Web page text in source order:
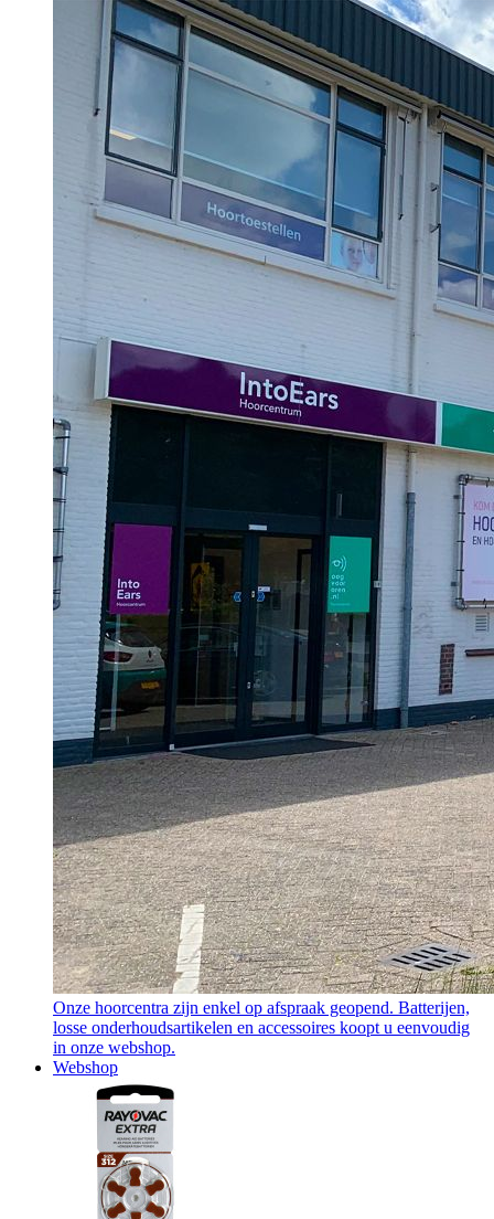
Onze hoorcentra zijn enkel op afspraak geopend. Batterijen,
losse onderhoudsartikelen en accessoires koopt u eenvoudig
in onze webshop.
Webshop